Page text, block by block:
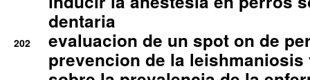
dentaria
202
evaluacion de un spot on de
prevencion de la